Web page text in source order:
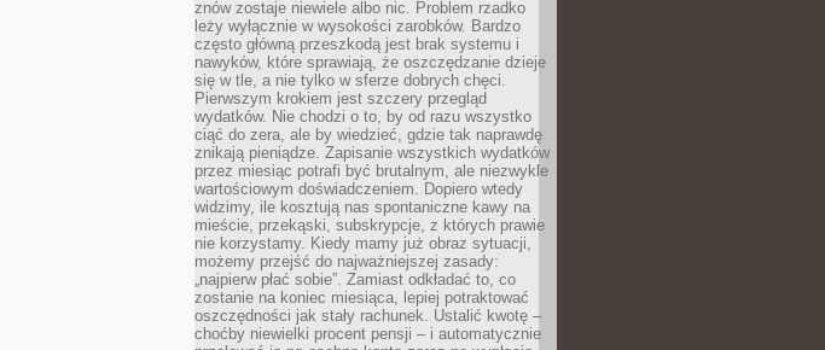
znów zostaje niewiele albo nic. Problem rzadko
leży wyłącznie w wysokości zarobków. Bardzo
często główną przeszkodą jest brak systemu i
nawyków, które sprawiają, że oszczędzanie dzieje
się w tle, a nie tylko w sferze dobrych chęci.
Pierwszym krokiem jest szczery przegląd
wydatków. Nie chodzi o to, by od razu wszystko
ciąć do zera, ale by wiedzieć, gdzie tak naprawdę
znikają pieniądze. Zapisanie wszystkich wydatków
przez miesiąc potrafi być brutalnym, ale niezwykle
wartościowym doświadczeniem. Dopiero wtedy
widzimy, ile kosztują nas spontaniczne kawy na
mieście, przekąski, subskrypcje, z których prawie
nie korzystamy. Kiedy mamy już obraz sytuacji,
możemy przejść do najważniejszej zasady:
„najpierw płać sobie”. Zamiast odkładać to, co
zostanie na koniec miesiąca, lepiej potraktować
oszczędności jak stały rachunek. Ustalić kwotę –
choćby niewielki procent pensji – i automatycznie